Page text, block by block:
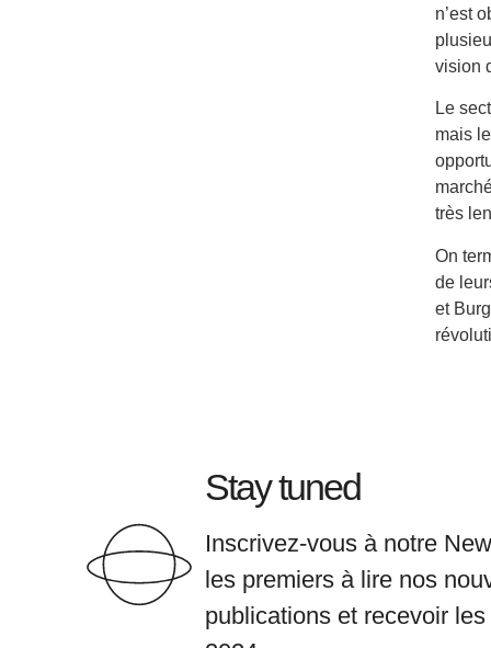
n’est
vision
Le
mais
très
On
de
et
Stay tuned
Inscrivez-vous à notre
les premiers à lire nos
publications et recevoir